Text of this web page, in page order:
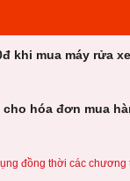
khi mua máy rửa
cho hóa đơn mua
đồng thời các chương